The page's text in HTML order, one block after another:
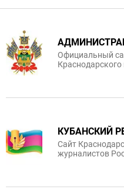
Официальный
Краснодарского
КУБАНСКИЙ
Сайт
журналистов